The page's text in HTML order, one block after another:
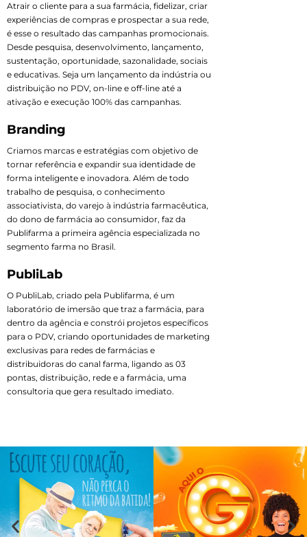
Atrair o cliente para a sua farmácia, fidelizar, criar
experiências de compras e prospectar a sua rede,
é esse o resultado das campanhas promocionais.
Desde pesquisa, desenvolvimento, lançamento,
sustentação, oportunidade, sazonalidade, sociais
e educativas. Seja um lançamento da indústria ou
distribuição no PDV, on-line e off-line até a
ativação e execução 100% das campanhas.
Branding
Criamos marcas e estratégias com objetivo de
tornar referência e expandir sua identidade de
forma inteligente e inovadora. Além de todo
trabalho de pesquisa, o conhecimento
associativista, do varejo à indústria farmacêutica,
do dono de farmácia ao consumidor, faz da
Publifarma a primeira agência especializada no
segmento farma no Brasil.
PubliLab
O PubliLab, criado pela Publifarma, é um
laboratório de imersão que traz a farmácia, para
dentro da agência e constrói projetos específicos
para o PDV, criando oportunidades de marketing
exclusivas para redes de farmácias e
distribuidoras do canal farma, ligando as 03
pontas, distribuição, rede e a farmácia, uma
consultoria que gera resultado imediato.